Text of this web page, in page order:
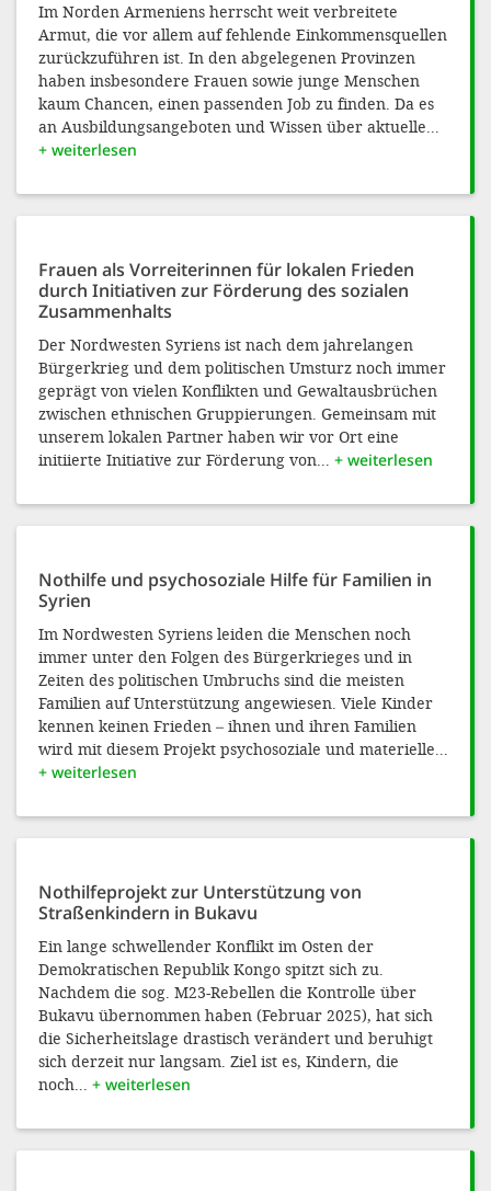
Im Norden Armeniens herrscht weit verbreitete
Armut, die vor allem auf fehlende Einkommensquellen
zurückzuführen ist. In den abgelegenen Provinzen
haben insbesondere Frauen sowie junge Menschen
kaum Chancen, einen passenden Job zu finden. Da es
an Ausbildungsangeboten und Wissen über aktuelle...
+ weiterlesen
Frauen als Vorreiterinnen für lokalen Frieden
durch Initiativen zur Förderung des sozialen
Zusammenhalts
Der Nordwesten Syriens ist nach dem jahrelangen
Bürgerkrieg und dem politischen Umsturz noch immer
geprägt von vielen Konflikten und Gewaltausbrüchen
zwischen ethnischen Gruppierungen. Gemeinsam mit
unserem lokalen Partner haben wir vor Ort eine
initiierte Initiative zur Förderung von... + weiterlesen
Nothilfe und psychosoziale Hilfe für Familien in
Syrien
Im Nordwesten Syriens leiden die Menschen noch
immer unter den Folgen des Bürgerkrieges und in
Zeiten des politischen Umbruchs sind die meisten
Familien auf Unterstützung angewiesen. Viele Kinder
kennen keinen Frieden – ihnen und ihren Familien
wird mit diesem Projekt psychosoziale und materielle...
+ weiterlesen
Nothilfeprojekt zur Unterstützung von
Straßenkindern in Bukavu
Ein lange schwellender Konflikt im Osten der
Demokratischen Republik Kongo spitzt sich zu.
Nachdem die sog. M23-Rebellen die Kontrolle über
Bukavu übernommen haben (Februar 2025), hat sich
die Sicherheitslage drastisch verändert und beruhigt
sich derzeit nur langsam. Ziel ist es, Kindern, die
noch... + weiterlesen